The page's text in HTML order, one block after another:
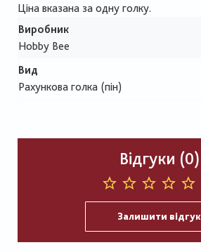
Ціна вказана за одну голку.
Виробник
Hobby Bee
Вид
Рахункова голка (пін)
Відгуки (0)
Залишити відгук